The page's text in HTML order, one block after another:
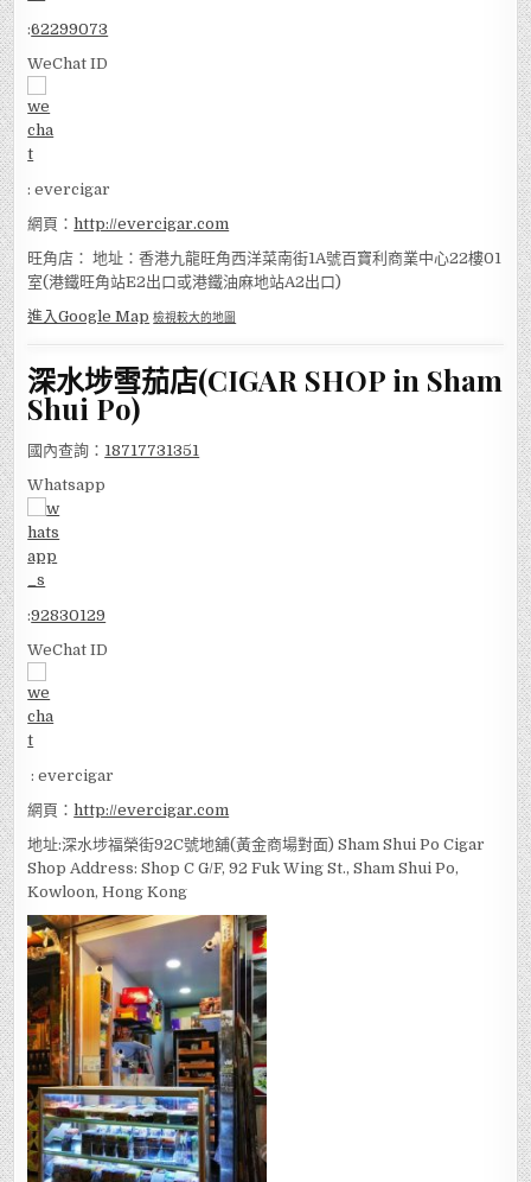
:62299073
WeChat ID
: evercigar
網頁：http://evercigar.com
旺角店： 地址：香港九龍旺角西洋菜南街1A號百寶利商業中心22樓01
室(港鐵旺角站E2出口或港鐵油麻地站A2出口)
進入Google Map 檢視較大的地圖
深水埗雪茄店(CIGAR SHOP in Sham
Shui Po)
國內查詢： 18717731351
Whatsapp
:92830129
WeChat ID
: evercigar
網頁：http://evercigar.com
地址:深水埗福榮街92C號地舖(黃金商場對面) Sham Shui Po Cigar
Shop Address: Shop C G/F, 92 Fuk Wing St., Sham Shui Po,
Kowloon, Hong Kong